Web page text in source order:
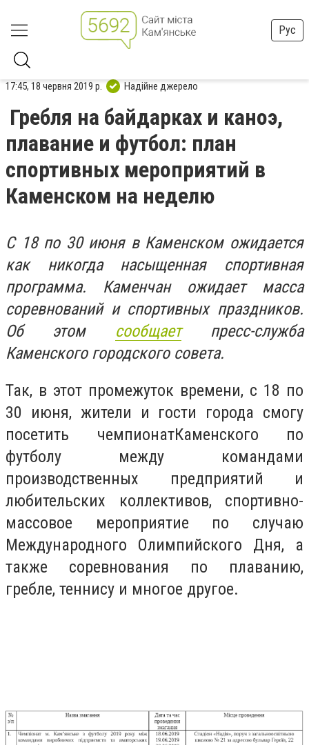
Рус
17:45, 18 червня 2019 р. Надійне джерело
Гребля на байдарках и каноэ,
плавание и футбол: план
спортивных мероприятий в
Каменском на неделю
С 18 по 30 июня в Каменском ожидается
как никогда насыщенная спортивная
программа. Каменчан ожидает масса
соревнований и спортивных праздников.
Об этом сообщаетпресс-служба
Каменского городского совета.
Так, в этот промежуток времени, с 18 по
30 июня, жители и гости города смогу
посетить чемпионатКаменского по
футболу между командами
производственных предприятий и
любительских коллективов, спортивно-
массовое мероприятие по случаю
Международного Олимпийского Дня, а
также соревнования по плаванию,
гребле, теннису и многое другое.